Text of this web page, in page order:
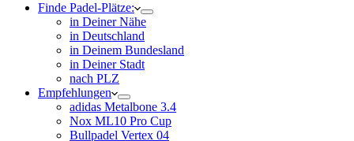
Finde Padel-Plätze:
in Deiner Nähe
in Deutschland
in Deinem Bundesland
in Deiner Stadt
nach PLZ
Empfehlungen
adidas Metalbone 3.4
Nox ML10 Pro Cup
Bullpadel Vertex 04